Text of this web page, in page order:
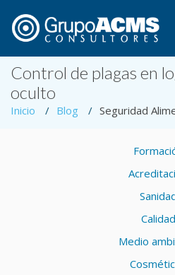
Control de plagas en
oculto
Inicio Blog Seguridad
Calidad
Medio